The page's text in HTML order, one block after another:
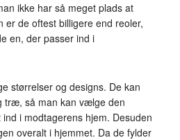
ikke har så meget plads at
er de oftest billigere end reoler,
en, der passer ind i
størrelser og designs. De kan
træ, så man kan vælge den
i modtagerens hjem. Desuden
overalt i hjemmet. Da de fylder